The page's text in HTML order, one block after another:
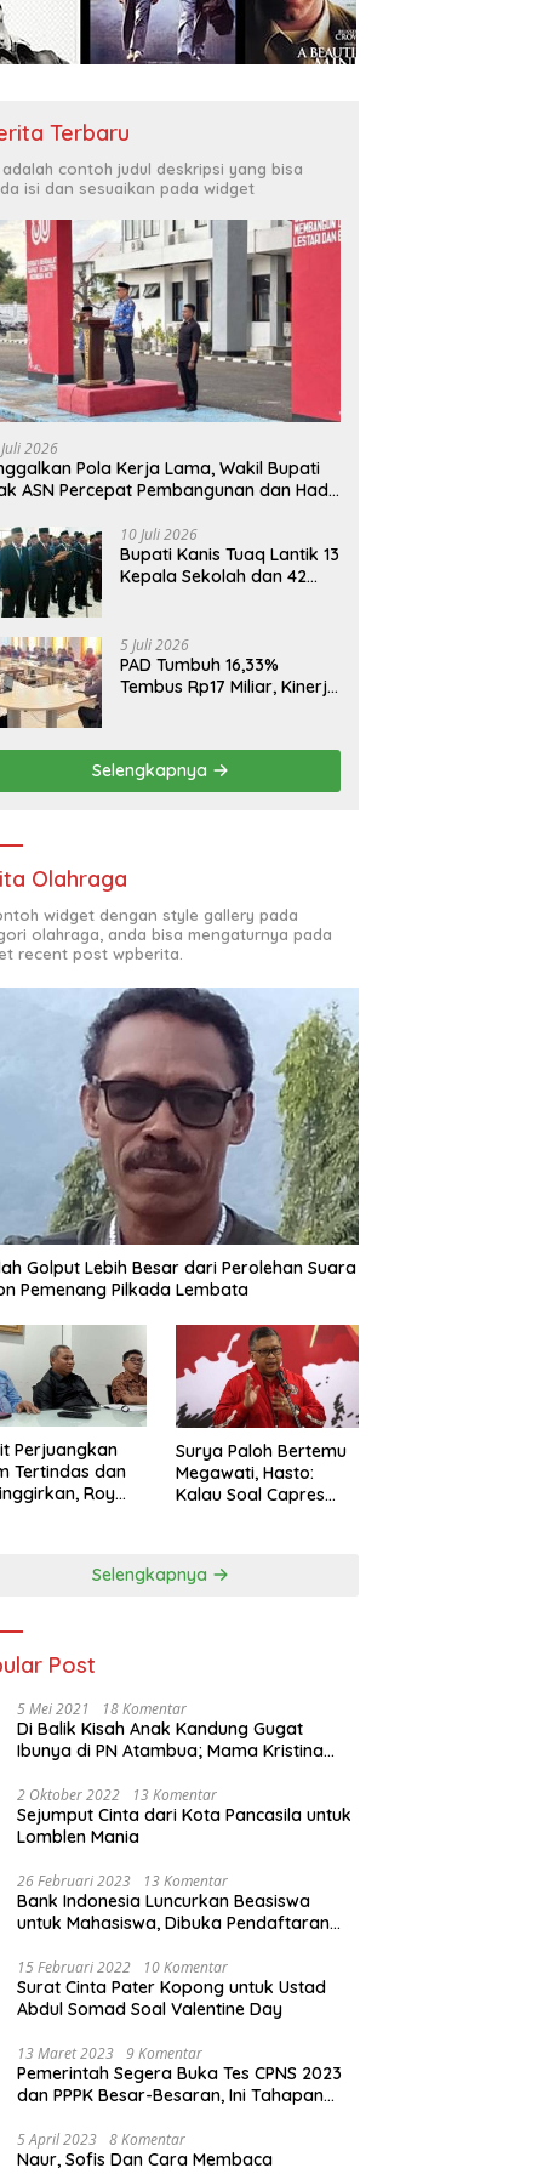
Terbaru
adalah contoh judul deskripsi yang bisa
isi dan sesuaikan pada widget
2026
Pola Kerja Lama, Wakil Bupati
ASN Percepat Pembangunan dan Hadir
10 Juli 2026
Bupati Kanis Tuaq Lantik 13
Kepala Sekolah dan 42
5 Juli 2026
PAD Tumbuh 16,33%
Tembus Rp17 Miliar, Kinerja
Selengkapnya
Olahraga
widget dengan style gallery pada
olahraga, anda bisa mengaturnya pada
recent post wpberita.
Golput Lebih Besar dari Perolehan Suara
Pemenang Pilkada Lembata
Perjuangkan
Tertindas dan
Roy
Surya Paloh Bertemu
Megawati, Hasto:
Kalau Soal Capres
Selengkapnya
Post
5 Mei 2021 18 Komentar
Di Balik Kisah Anak Kandung Gugat
Ibunya di PN Atambua; Mama Kristina
2 Oktober 2022 13 Komentar
Sejumput Cinta dari Kota Pancasila untuk
Lomblen Mania
26 Februari 2023 13 Komentar
Bank Indonesia Luncurkan Beasiswa
untuk Mahasiswa, Dibuka Pendaftaran
15 Februari 2022 10 Komentar
Surat Cinta Pater Kopong untuk Ustad
Abdul Somad Soal Valentine Day
13 Maret 2023 9 Komentar
Pemerintah Segera Buka Tes CPNS 2023
dan PPPK Besar-Besaran, Ini Tahapan
5 April 2023 8 Komentar
Naur, Sofis Dan Cara Membaca